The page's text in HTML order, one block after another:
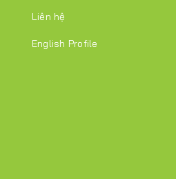
Liên hệ
English Profile